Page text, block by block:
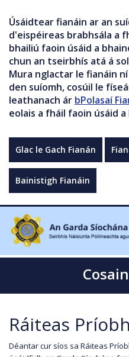
Úsáidtear fianáin ar an
d'eispéireas brabhsála a
bhailiú faoin úsáid a
chun an tseirbhís atá á
Mura nglactar le fianáin
den suíomh, cosúil le
leathanach ár bPolasaí
eolais a fháil faoin úsáid
Glac le Gach Fianán
Bainistigh Fianáin
Ráiteas
Déantar cur síos sa Ráiteas